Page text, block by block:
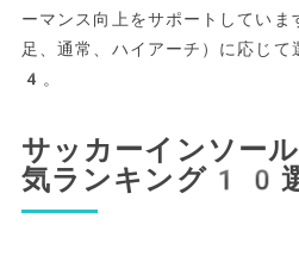
ーマンス向上をサポートしていま
足、通常、ハイアーチ）に応じ
4。
サッカーインソー
気ランキング10